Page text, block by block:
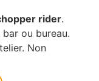
rider.
ou bureau.
Non